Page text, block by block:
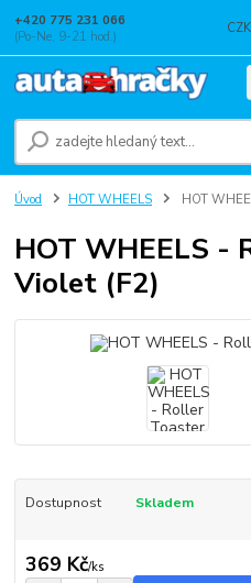
+420 775 231 066
(Po-Ne, 9-21 hod.)
Úvod HOT WHEELS HOT
HOT WHEELS -
Violet (F2)
Dostupnost Skladem
369 Kč/ks